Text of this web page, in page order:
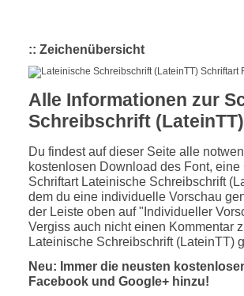
:: Zeichenübersicht
Alle Informationen zur
Schreibschrift (LateinTT)
Du findest auf dieser Seite alle
kostenlosen Download des Font,
Schriftart Lateinische Schreibschrift
dem du eine individuelle Vorschau
der Leiste oben auf "Individueller
Vergiss auch nicht einen Kommentar
Lateinische Schreibschrift (LateinTT)
Neu: Immer die neusten
Facebook und Google+ hinzu!